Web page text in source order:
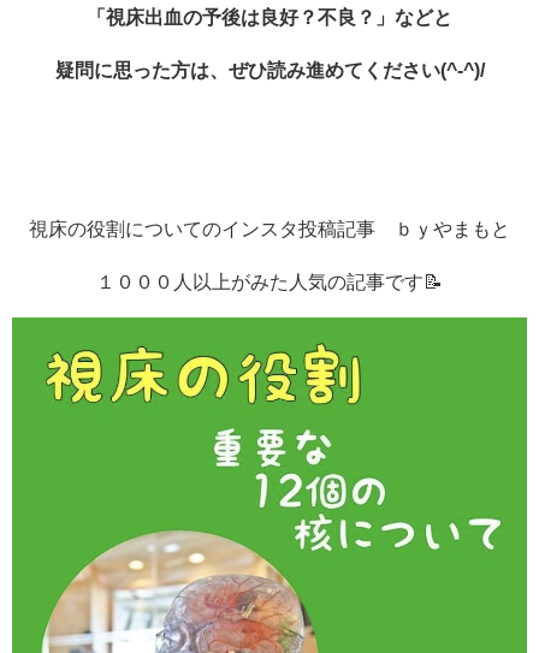
「視床出血の予後は良好？不良？」などと
疑問に思った方は、ぜひ読み進めてください(^-^)/
視床の役割についてのインスタ投稿記事 ｂｙやまもと
１０００人以上がみた人気の記事です📝